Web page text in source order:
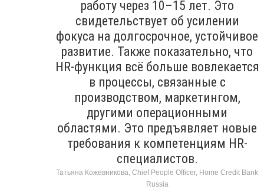
работу через 10–15 лет. Это
свидетельствует об усилении
фокуса на долгосрочное, устойчивое
развитие. Также показательно, что
HR-функция всё больше вовлекается
в процессы, связанные с
производством, маркетингом,
другими операционными
областями. Это предъявляет новые
требования к компетенциям HR-
специалистов.
Татьяна Кожевникова, Chief People Officer, Home Credit Bank
Russia